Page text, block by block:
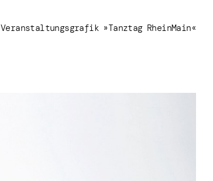
Veranstaltungsgrafik »Tanztag RheinMain«